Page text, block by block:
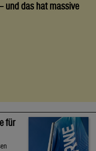
und das hat massive
für